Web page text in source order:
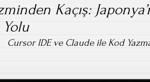
Kaçış:
Cursor IDE ve Claude ile Kod